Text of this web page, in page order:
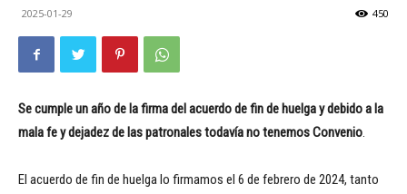
2025-01-29 450
Se cumple un año de la firma del acuerdo de fin de huelga y debido a la
mala fe y dejadez de las patronales todavía no tenemos Convenio.
El acuerdo de fin de huelga lo firmamos el 6 de febrero de 2024, tanto